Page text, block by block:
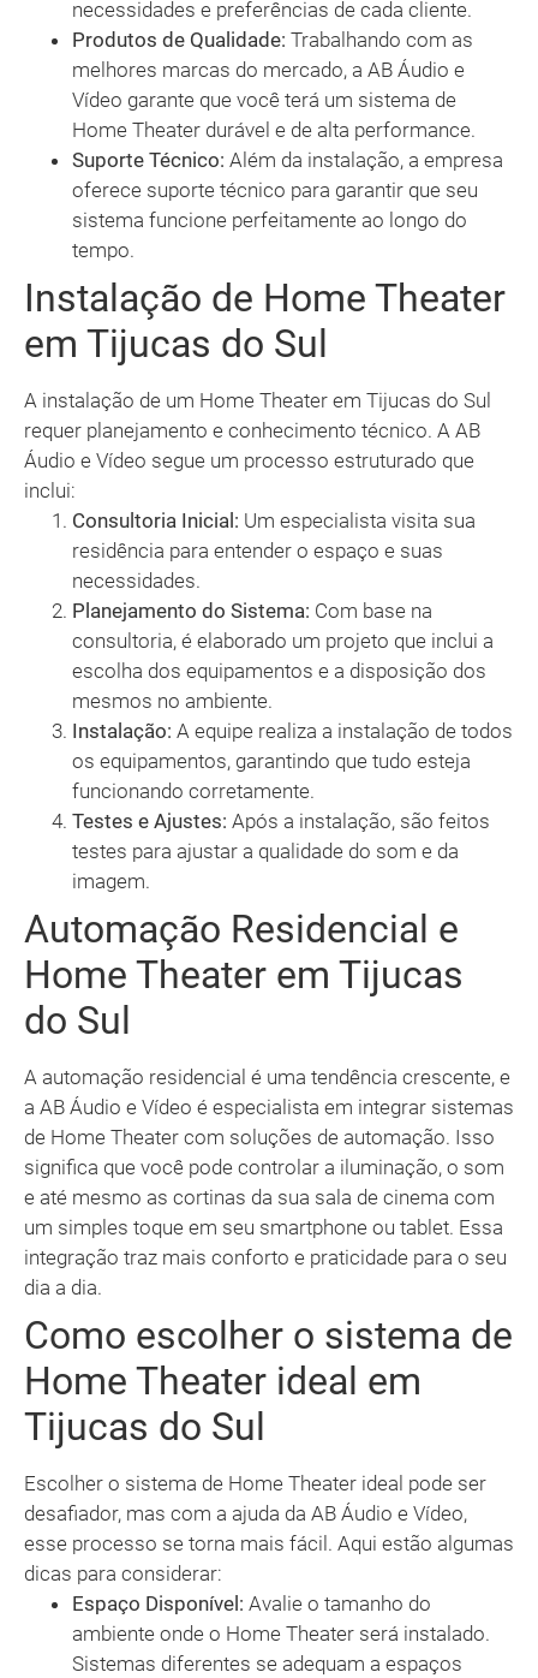
necessidades e preferências de cada cliente.
Produtos de Qualidade: Trabalhando com as
melhores marcas do mercado, a AB Áudio e
Vídeo garante que você terá um sistema de
Home Theater durável e de alta performance.
Suporte Técnico: Além da instalação, a empresa
oferece suporte técnico para garantir que seu
sistema funcione perfeitamente ao longo do
tempo.
Instalação de Home Theater
em Tijucas do Sul
A instalação de um Home Theater em Tijucas do Sul
requer planejamento e conhecimento técnico. A AB
Áudio e Vídeo segue um processo estruturado que
inclui:
Consultoria Inicial: Um especialista visita sua
residência para entender o espaço e suas
necessidades.
Planejamento do Sistema: Com base na
consultoria, é elaborado um projeto que inclui a
escolha dos equipamentos e a disposição dos
mesmos no ambiente.
Instalação: A equipe realiza a instalação de todos
os equipamentos, garantindo que tudo esteja
funcionando corretamente.
Testes e Ajustes: Após a instalação, são feitos
testes para ajustar a qualidade do som e da
imagem.
Automação Residencial e
Home Theater em Tijucas
do Sul
A automação residencial é uma tendência crescente, e
a AB Áudio e Vídeo é especialista em integrar sistemas
de Home Theater com soluções de automação. Isso
significa que você pode controlar a iluminação, o som
e até mesmo as cortinas da sua sala de cinema com
um simples toque em seu smartphone ou tablet. Essa
integração traz mais conforto e praticidade para o seu
dia a dia.
Como escolher o sistema de
Home Theater ideal em
Tijucas do Sul
Escolher o sistema de Home Theater ideal pode ser
desafiador, mas com a ajuda da AB Áudio e Vídeo,
esse processo se torna mais fácil. Aqui estão algumas
dicas para considerar:
Espaço Disponível: Avalie o tamanho do
ambiente onde o Home Theater será instalado.
Sistemas diferentes se adequam a espaços